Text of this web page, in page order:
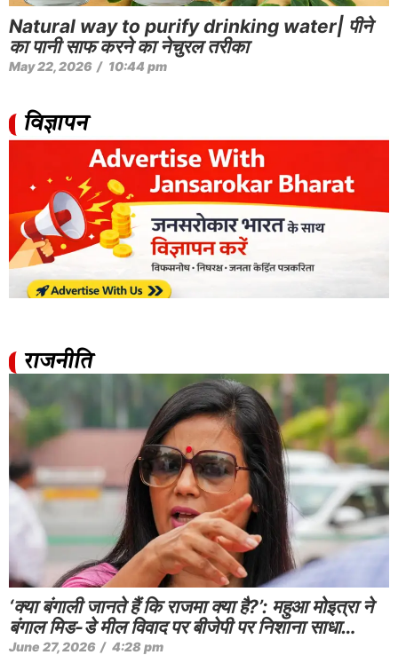
Natural way to purify drinking water| पीने
का पानी साफ करने का नेचुरल तरीका
May 22, 2026 / 10:44 pm
विज्ञापन
राजनीति
‘क्या बंगाली जानते हैं कि राजमा क्या है?’: महुआ मोइत्रा ने
बंगाल मिड-डे मील विवाद पर बीजेपी पर निशाना साधा…
June 27, 2026 / 4:28 pm